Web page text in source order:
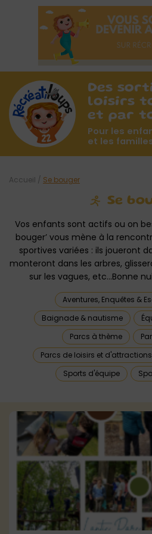
Des
loisirs
et par
Pour les
et les
Se
Vos enfants sont actifs ou on
bouger’ vous mène à la
sportives variées : ils joueront
monteront dans les arbres,
sur les vagues, etc…Bonne
Aventures, Enquêtes &
Baignade & nautisme
Parcs à thème
Parcs de loisirs et d'attractions
Sports d'équipe
Accueil / Se bouger